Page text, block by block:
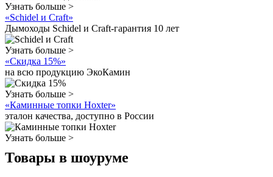
Узнать больше >
«Schidel и Craft»
Дымоходы Schidel и Craft-гарантия 10 лет
Узнать больше >
«Скидка 15%»
на всю продукцию ЭкоКамин
Узнать больше >
«Каминные топки Hoxter»
эталон качества, доступно в России
Узнать больше >
Товары в шоуруме